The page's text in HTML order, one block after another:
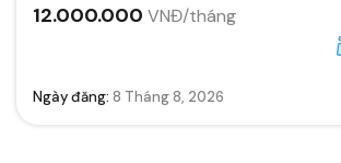
12.000.000 VNĐ/tháng
Ngày đăng: 8 Tháng 8, 2026